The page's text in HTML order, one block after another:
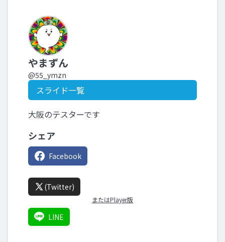
やまずん
@55_ymzn
スライド一覧
大阪のテスターです
シェア
Facebook
(Twitter)
またはPlayer版
LINE